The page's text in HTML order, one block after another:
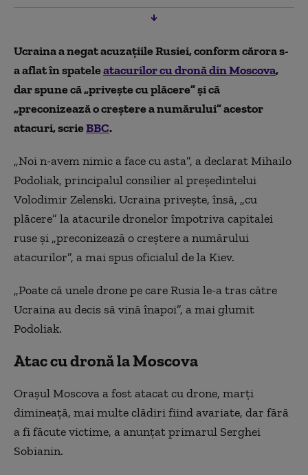
Ucraina a negat acuzațiile Rusiei, conform cărora s-
a aflat în spateleatacurilor cu dronă din Moscova,
dar spune că „privește cu plăcere” și că
„preconizează o creștere a numărului” acestor
atacuri, scrieBBC.
„Noi n-avem nimic a face cu asta”, a declarat Mihailo
Podoliak, principalul consilier al președintelui
Volodimir Zelenski. Ucraina privește, însă, „cu
plăcere” la atacurile dronelor împotriva capitalei
ruse și „preconizează o creștere a numărului
atacurilor”, a mai spus oficialul de la Kiev.
„Poate că unele drone pe care Rusia le-a tras către
Ucraina au decis să vină înapoi”, a mai glumit
Podoliak.
Atac cu dronă la Moscova
Orașul Moscova a fost atacat cu drone, marți
dimineață, mai multe clădiri fiind avariate, dar fără
a fi făcute victime, a anunțat primarul Serghei
Sobianin.